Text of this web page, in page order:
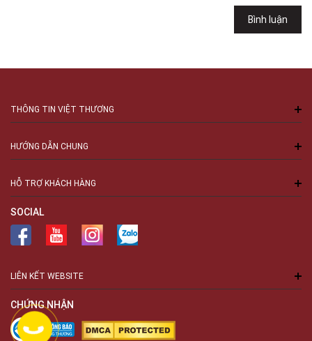
Bình luận
THÔNG TIN VIỆT THƯƠNG
HƯỚNG DẪN CHUNG
HỖ TRỢ KHÁCH HÀNG
SOCIAL
LIÊN KẾT WEBSITE
CHỨNG NHẬN